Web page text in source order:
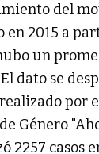
del
en 2015 a
un
El dato se
por
Género
2257 casos